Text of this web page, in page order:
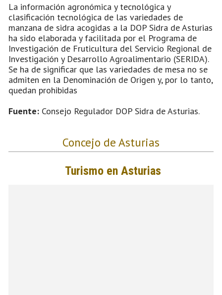
La información agronómica y tecnológica y
clasificación tecnológica de las variedades de
manzana de sidra acogidas a la DOP Sidra de Asturias
ha sido elaborada y facilitada por el Programa de
Investigación de Fruticultura del Servicio Regional de
Investigación y Desarrollo Agroalimentario (SERIDA).
Se ha de significar que las variedades de mesa no se
admiten en la Denominación de Origen y, por lo tanto,
quedan prohibidas
Fuente: Consejo Regulador DOP Sidra de Asturias.
Concejo de Asturias